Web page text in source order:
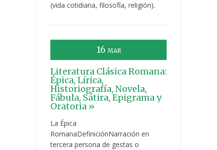
(vida cotidiana, filosofía, religión).
16 MAR
Literatura Clásica Romana:
Épica, Lírica,
Historiografía, Novela,
Fábula, Sátira, Epigrama y
Oratoria »
La Épica
RomanaDefiniciónNarración en
tercera persona de gestas o